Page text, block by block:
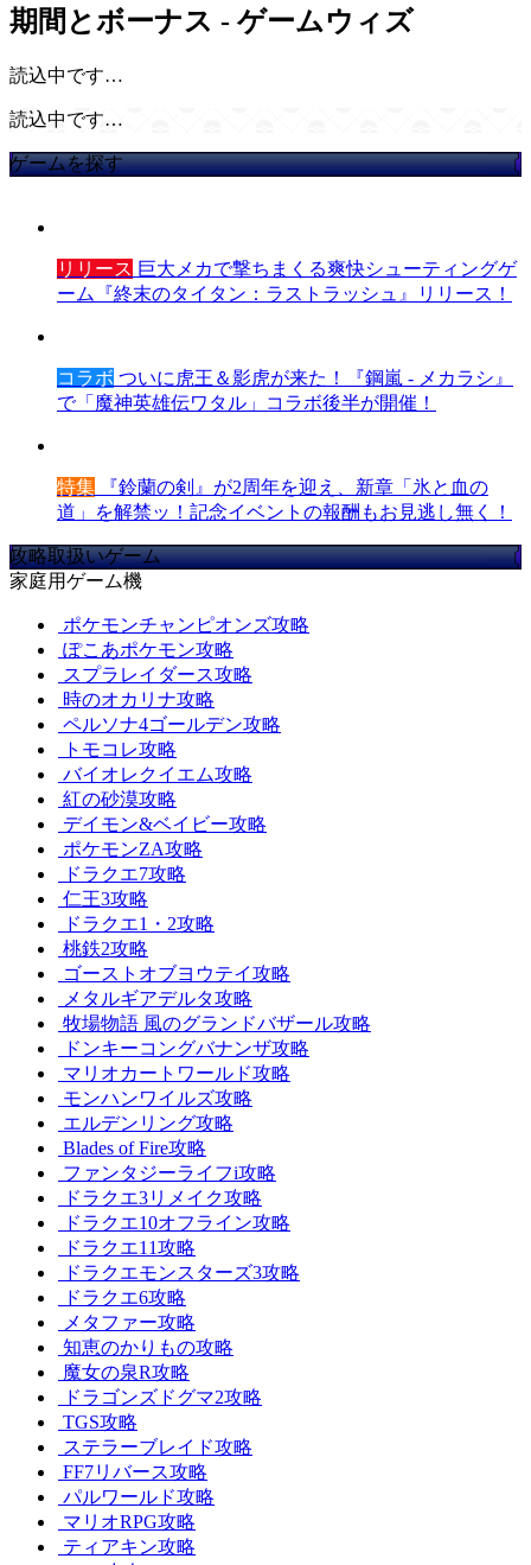
期間とボーナス - ゲームウィズ
読込中です…
読込中です…
ゲームを探す
リリース 巨大メカで撃ちまくる爽快シューティングゲ
ーム『終末のタイタン：ラストラッシュ』リリース！
コラボ ついに虎王＆影虎が来た！『鋼嵐 - メカラシ』
で「魔神英雄伝ワタル」コラボ後半が開催！
特集 『鈴蘭の剣』が2周年を迎え、新章「氷と血の
道」を解禁ッ！記念イベントの報酬もお見逃し無く！
攻略取扱いゲーム
家庭用ゲーム機
ポケモンチャンピオンズ攻略
ぽこあポケモン攻略
スプラレイダース攻略
時のオカリナ攻略
ペルソナ4ゴールデン攻略
トモコレ攻略
バイオレクイエム攻略
紅の砂漠攻略
デイモン&ベイビー攻略
ポケモンZA攻略
ドラクエ7攻略
仁王3攻略
ドラクエ1・2攻略
桃鉄2攻略
ゴーストオブヨウテイ攻略
メタルギアデルタ攻略
牧場物語 風のグランドバザール攻略
ドンキーコングバナンザ攻略
マリオカートワールド攻略
モンハンワイルズ攻略
エルデンリング攻略
Blades of Fire攻略
ファンタジーライフi攻略
ドラクエ3リメイク攻略
ドラクエ10オフライン攻略
ドラクエ11攻略
ドラクエモンスターズ3攻略
ドラクエ6攻略
メタファー攻略
知恵のかりもの攻略
魔女の泉R攻略
ドラゴンズドグマ2攻略
TGS攻略
ステラーブレイド攻略
FF7リバース攻略
パルワールド攻略
マリオRPG攻略
ティアキン攻略